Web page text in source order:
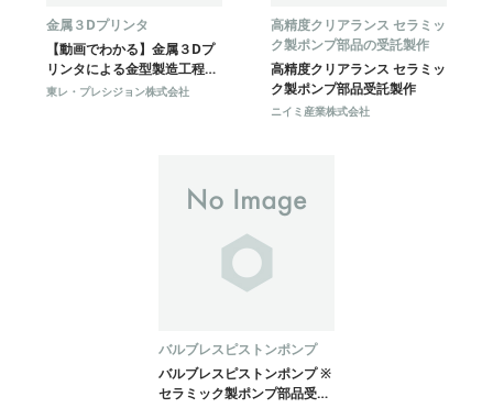
金属３Dプリンタ
【動画でわかる】金属３Dプ
リンタによる金型製造工程大
公開！
東レ・プレシジョン株式会社
高精度クリアランス セラミッ
ク製ポンプ部品の受託製作
高精度クリアランス セラミッ
ク製ポンプ部品受託製作
ニイミ産業株式会社
バルブレスピストンポンプ
バルブレスピストンポンプ ※
セラミック製ポンプ部品受託